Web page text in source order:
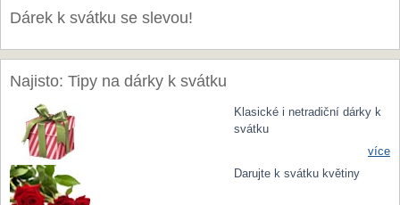
Dárek k svátku se slevou!
Najisto: Tipy na dárky k svátku
Klasické i netradiční dárky k
svátku
více
Darujte k svátku květiny